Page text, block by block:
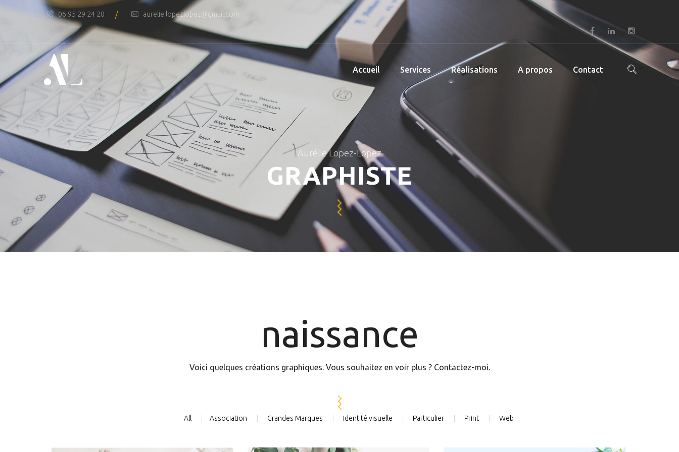
06 95 29 24 20 / aurelie.lopezlopez@gmail.com
Accueil Services Réalisations A propos Contact
Aurélie Lopez-Lopez
GRAPHISTE
naissance
Voici quelques créations graphiques. Vous souhaitez en voir plus ? Contactez-moi.
All Association Grandes Marques Identité visuelle Particulier Print Web